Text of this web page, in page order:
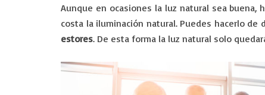
Aunque en ocasiones la luz natural sea
costa la iluminación natural. Puedes hacerlo
estores. De esta forma la luz natural solo